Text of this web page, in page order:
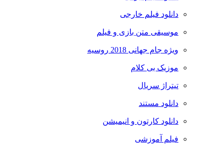
دانلود فیلم خارجی
موسیقی متن بازی و فیلم
ویژه جام جهانی 2018 روسیه
موزیک بی کلام
تیتراژ سریال
دانلود مستند
دانلود کارتون و انیمیشن
فیلم آموزشی